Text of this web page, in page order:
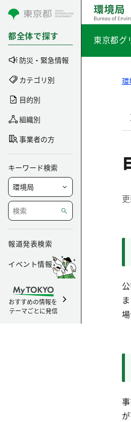
コンテンツにスキップ
都全体で探す
防災・緊急情報
カテゴリ別
目的別
組織別
事業者の方
キーワード検索
報道発表検索
イベント情報
おすすめの情報を
テーマごとに発信
東京都グ
環